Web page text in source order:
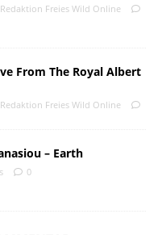
Redaktion Freies Wild Online
From The Royal Albert
Redaktion Freies Wild Online
– Earth
0